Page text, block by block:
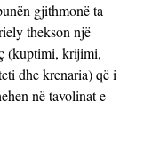
gjithmonë ta
thekson një
(kuptimi, krijimi,
dhe krenaria) që i
në tavolinat e